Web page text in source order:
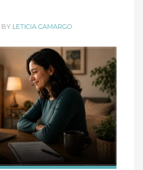
BY LETICIA CAMARGO